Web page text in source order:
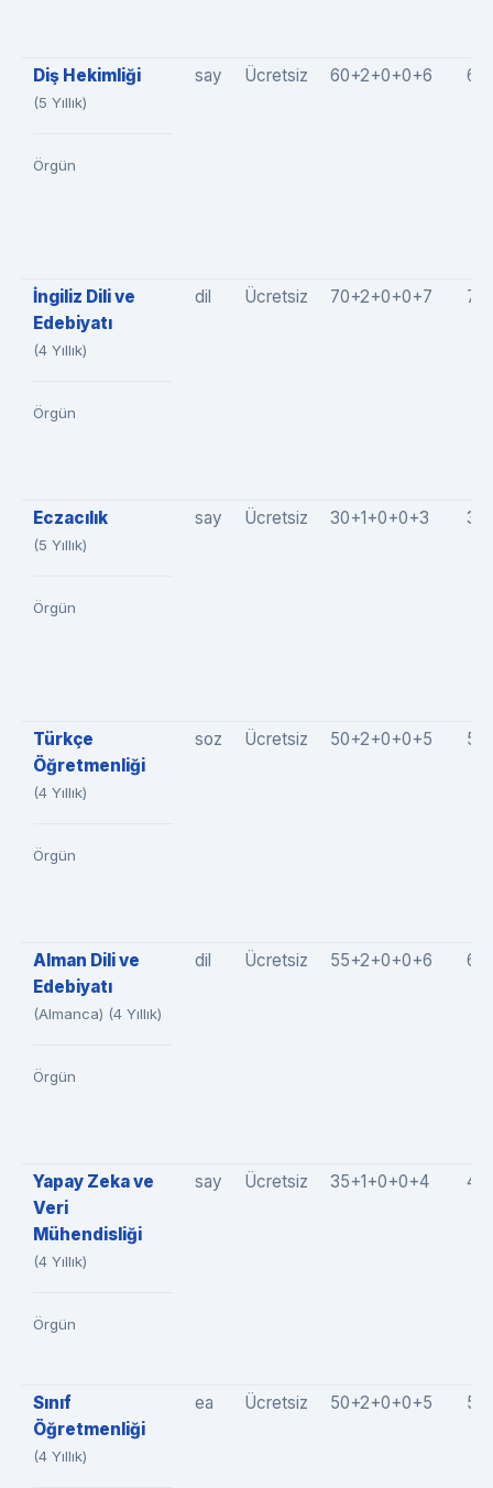
Diş Hekimliği
(5 Yıllık)
Örgün
say Ücretsiz 60+2+0+0+6
İngiliz Dili ve
Edebiyatı
(4 Yıllık)
Örgün
dil Ücretsiz 70+2+0+0+7
Eczacılık
(5 Yıllık)
Örgün
say Ücretsiz 30+1+0+0+3
Türkçe
Öğretmenliği
(4 Yıllık)
Örgün
soz Ücretsiz 50+2+0+0+5
Alman Dili ve
Edebiyatı
(Almanca) (4 Yıllık)
Örgün
dil Ücretsiz 55+2+0+0+6
Yapay Zeka ve
Veri
Mühendisliği
(4 Yıllık)
Örgün
say Ücretsiz 35+1+0+0+4
Sınıf
Öğretmenliği
(4 Yıllık)
ea Ücretsiz 50+2+0+0+5